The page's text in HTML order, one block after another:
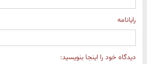
رایانامه
دیدگاه خود را اینجا بنویسید: